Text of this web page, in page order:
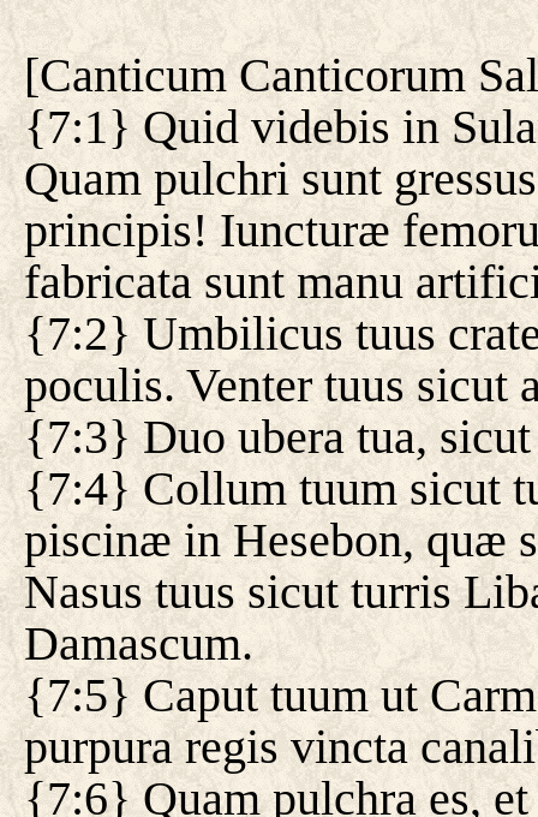
[Canticum Canticorum
{7:1} Quid videbis in
Quam pulchri sunt
principis! Iuncturæ
fabricata sunt manu
{7:2} Umbilicus tuus
poculis. Venter tuus
{7:3} Duo ubera tua,
{7:4} Collum tuum sicut
piscinæ in Hesebon, quæ
Nasus tuus sicut turris
Damascum.
{7:5} Caput tuum ut
purpura regis vincta
{7:6} Quam pulchra es,